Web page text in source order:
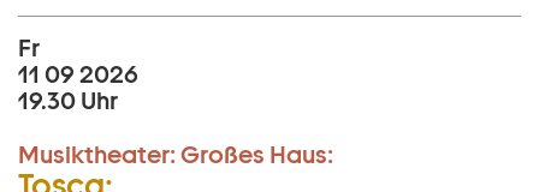
Fr
11 09 2026
19.30 Uhr
Musiktheater: Großes Haus: